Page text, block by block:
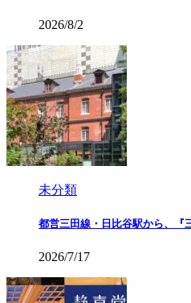
2026/8/2
未分類
都営三田線・日比谷駅から、『
2026/7/17